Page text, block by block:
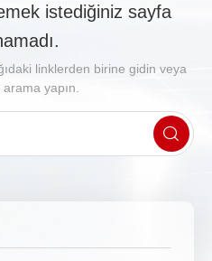
istediğiniz sayfa
linklerden birine gidin veya
yapın.